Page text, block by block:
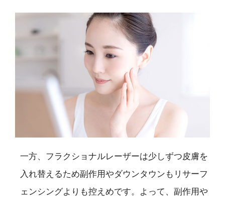
一方、フラクショナルレーザーは少しずつ皮膚を
入れ替えるため副作用やダウンタウンもリサーフ
ェンシングよりも控えめです。よって、副作用や